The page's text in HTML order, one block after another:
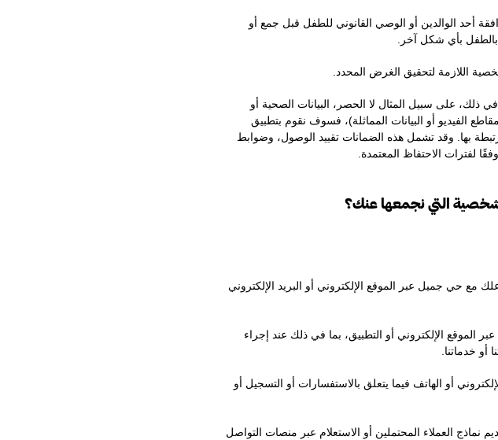
أحد الوالدين أو الوصي القانوني للطفل قبل جمع أو
بأي شكل آخر.
اللازمة لتحقيق الغرض المحدد.
على سبيل المثال لا الحصر، البيانات الصحية أو
الفيديو أو البيانات المماثلة)، فسوف نقوم بتطبيق
بها. وقد تشمل هذه الضمانات تقييد الوصول، وضوابط
لفترات الاحتفاظ المعتمدة.
مع حي جميل عبر الموقع الإلكتروني أو البريد الإلكتروني
الموقع الإلكتروني أو التطبيق، بما في ذلك عند إجراء
خدماتنا.
أو الهاتف فيما يتعلق بالاستفسارات أو التسجيل أو
نماذج العملاء المحتملين أو الاستعلام عبر منصات التواصل